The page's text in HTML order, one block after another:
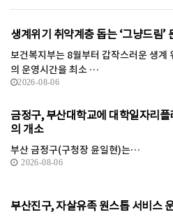
생계위기 취약계층 돕는 ‘그냥드림’
보건복지부는 8월부터 갑작스러운 생계
의 운영시간을 최소 …
2026-08-06
금정구, 부산대학교에 대학일자리플
의 개소
부산 금정구(구청장 윤일현)는…
2026-08-06
부산진구, 자살유족 원스톱 서비스